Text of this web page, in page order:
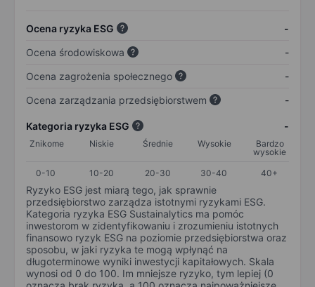
Ocena ryzyka ESG
-
Ocena środowiskowa
-
Ocena zagrożenia społecznego
-
Ocena zarządzania przedsiębiorstwem
-
Kategoria ryzyka ESG -
Znikome Niskie Średnie Wysokie
Bardzo
wysokie
0-10
10-20 20-30 30-40 40+
Ryzyko ESG jest miarą tego, jak sprawnie
przedsiębiorstwo zarządza istotnymi ryzykami ESG.
Kategoria ryzyka ESG Sustainalytics ma pomóc
inwestorom w zidentyfikowaniu i zrozumieniu istotnych
finansowo ryzyk ESG na poziomie przedsiębiorstwa oraz
sposobu, w jaki ryzyka te mogą wpłynąć na
długoterminowe wyniki inwestycji kapitałowych. Skala
wynosi od 0 do 100. Im mniejsze ryzyko, tym lepiej (0